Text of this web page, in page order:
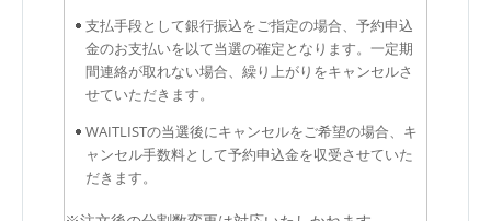
支払手段として銀行振込をご指定の場合、予約申込
金のお支払いを以て当選の確定となります。一定期
間連絡が取れない場合、繰り上がりをキャンセルさ
せていただきます。
WAITLISTの当選後にキャンセルをご希望の場合、キ
ャンセル手数料として予約申込金を収受させていた
だきます。